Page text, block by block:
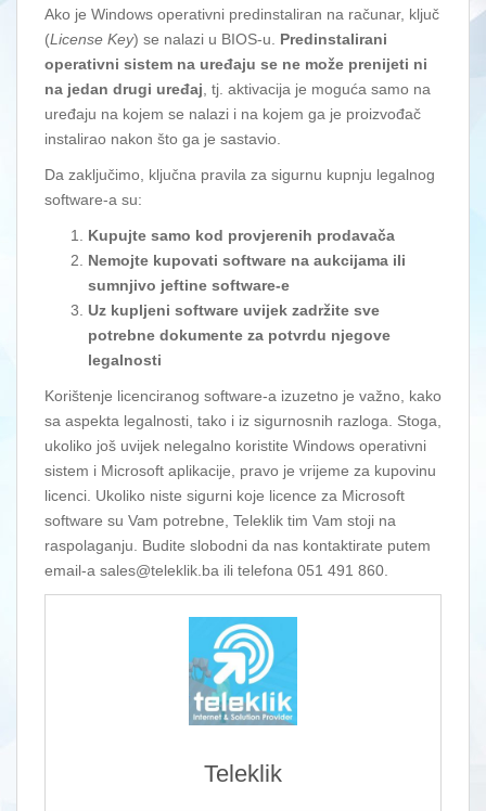
Ako je Windows operativni predinstaliran na računar, ključ
(License Key) se nalazi u BIOS-u. Predinstalirani
operativni sistem na uređaju se ne može prenijeti ni
na jedan drugi uređaj , tj. aktivacija je moguća samo na
uređaju na kojem se nalazi i na kojem ga je proizvođač
instalirao nakon što ga je sastavio.
Da zaključimo, ključna pravila za sigurnu kupnju legalnog
software-a su:
Kupujte samo kod provjerenih prodavača
Nemojte kupovati software na aukcijama ili
sumnjivo jeftine software-e
Uz kupljeni software uvijek zadržite sve
potrebne dokumente za potvrdu njegove
legalnosti
Korištenje licenciranog software-a izuzetno je važno, kako
sa aspekta legalnosti, tako i iz sigurnosnih razloga. Stoga,
ukoliko još uvijek nelegalno koristite Windows operativni
sistem i Microsoft aplikacije, pravo je vrijeme za kupovinu
licenci. Ukoliko niste sigurni koje licence za Microsoft
software su Vam potrebne, Teleklik tim Vam stoji na
raspolaganju. Budite slobodni da nas kontaktirate putem
email-a sales@teleklik.ba ili telefona 051 491 860.
Teleklik